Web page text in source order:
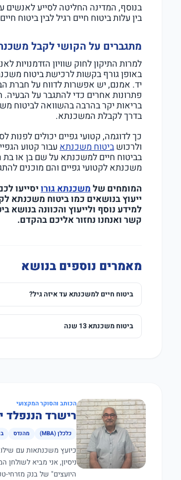
בנוסף, המדינה החליטה לסייע לאנשים
בין עלות ביטוח חיים רגיל לבין ביטוח חיים
מתגברים על הקושי לקבל
למרות התיקון לחוק שוויון הזדמנויות
באופן גורף בקשות לרכישת ביטוח
יד. אמנם, יש אפשרות לדווח על חברת
פתרונות אחרים כדי להתגבר על
בריאות יקר בהרבה בהשוואה לביטוח
בדרך לקבלת המשכנתא.
כך לדוגמה, קטועי גפיים יכולים
ולרכושביטוח משכנתאעבור קטוע
בביטוח חיים למשכנתא על שם בן או בת
משכנתא לקטועי גפיים והם מוכנים
המומחים שלמשכנתא גורויסייעו
ייעוץ בנושאים כמו ביטוח משכנתא
למידע נוסף ולייעוץ והכוונה
קשר ואנחנו נחזור אליכם בהקדם.
מאמרים נוספים בנושא
ביטוח חיים למשכנתא עד איזה גיל?
ביטוח משכנתא 13 שנה
הכותב והסוקר המקצועי
רישרד הננפלד
כלכלן (MBA) מהנדס
ניסיון, אני מביא
היועצים" של בנק מזרחי-